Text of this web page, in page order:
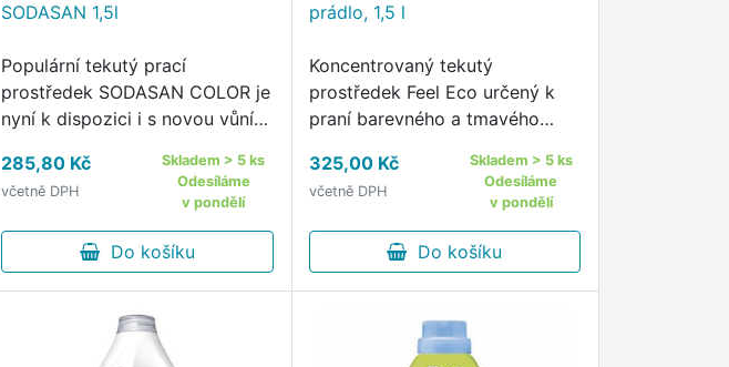
SODASAN 1,5l
Populární tekutý prací
prostředek SODASAN COLOR je
nyní k dispozici i s novou vůní
do krásné Provence.
285,80 Kč
včetně DPH
Skladem > 5 ks
Odesíláme
v pondělí
Do košíku
prádlo, 1,5 l
Koncentrovaný tekutý
prostředek Feel Eco určený k
praní barevného a tmavého
teplotách (od 30°C) Obsahuje
složky, které chrání a oživují
325,00 Kč
včetně DPH
Skladem > 5 ks
Odesíláme
v pondělí
Do košíku